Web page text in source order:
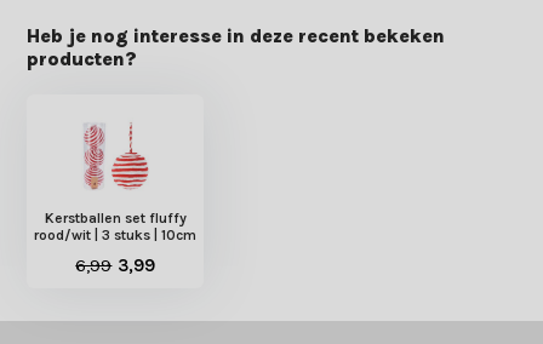
Heb je nog interesse in deze recent bekeken
producten?
Kerstballen set fluffy
rood/wit | 3 stuks | 10cm
6,99 3,99